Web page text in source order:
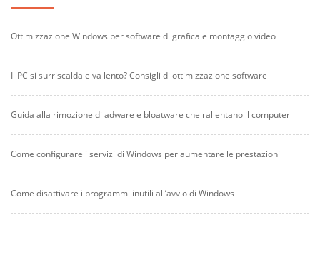
Ottimizzazione Windows per software di grafica e montaggio video
Il PC si surriscalda e va lento? Consigli di ottimizzazione software
Guida alla rimozione di adware e bloatware che rallentano il computer
Come configurare i servizi di Windows per aumentare le prestazioni
Come disattivare i programmi inutili all’avvio di Windows